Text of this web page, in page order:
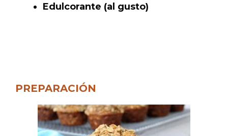
Edulcorante (al gusto)
PREPARACIÓN